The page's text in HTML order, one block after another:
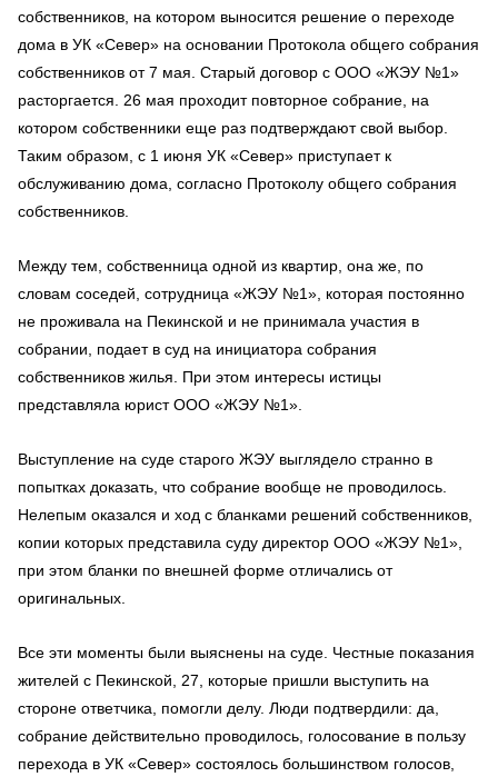
собственников, на котором выносится решение о переходе
дома в УК «Север» на основании Протокола общего собрания
собственников от 7 мая. Старый договор с ООО «ЖЭУ №1»
расторгается. 26 мая проходит повторное собрание, на
котором собственники еще раз подтверждают свой выбор.
Таким образом, с 1 июня УК «Север» приступает к
обслуживанию дома, согласно Протоколу общего собрания
собственников.
Между тем, собственница одной из квартир, она же, по
словам соседей, сотрудница «ЖЭУ №1», которая постоянно
не проживала на Пекинской и не принимала участия в
собрании, подает в суд на инициатора собрания
собственников жилья. При этом интересы истицы
представляла юрист ООО «ЖЭУ №1».
Выступление на суде старого ЖЭУ выглядело странно в
попытках доказать, что собрание вообще не проводилось.
Нелепым оказался и ход с бланками решений собственников,
копии которых представила суду директор ООО «ЖЭУ №1»,
при этом бланки по внешней форме отличались от
оригинальных.
Все эти моменты были выяснены на суде. Честные показания
жителей с Пекинской, 27, которые пришли выступить на
стороне ответчика, помогли делу. Люди подтвердили: да,
собрание действительно проводилось, голосование в пользу
перехода в УК «Север» состоялось большинством голосов,